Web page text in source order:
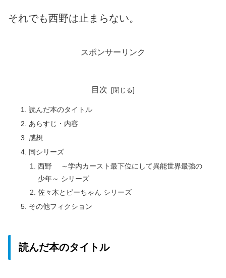
それでも西野は止まらない。
スポンサーリンク
目次
読んだ本のタイトル
あらすじ・内容
感想
同シリーズ
西野 ～学内カースト最下位にして異能世界最強の
少年～ シリーズ
佐々木とピーちゃん シリーズ
その他フィクション
読んだ本のタイトル